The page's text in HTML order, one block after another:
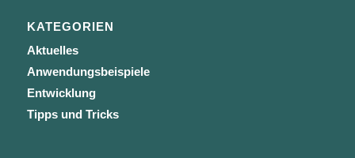
KATEGORIEN
Aktuelles
Anwendungsbeispiele
Entwicklung
Tipps und Tricks